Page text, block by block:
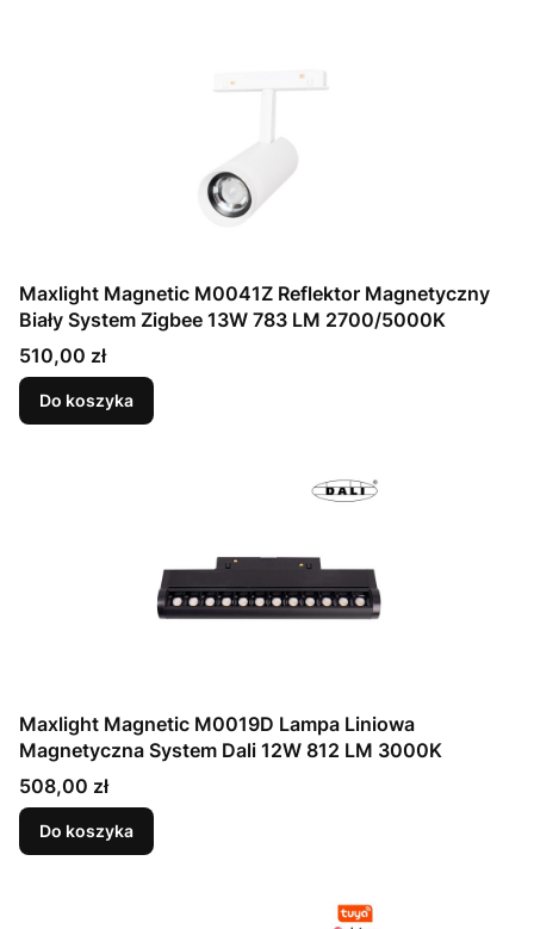
Maxlight Magnetic M0041Z Reflektor Magnetyczny
Biały System Zigbee 13W 783 LM 2700/5000K
Cena
510,00 zł
Do koszyka
Maxlight Magnetic M0019D Lampa Liniowa
Magnetyczna System Dali 12W 812 LM 3000K
Cena
508,00 zł
Do koszyka